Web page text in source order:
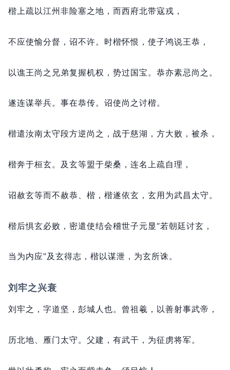
楷上疏以江州非险塞之地， 而西府北带寇戎，
不应使愉分督， 诏不许。 时楷怀恨， 使子鸿说王恭，
以谯王尚之兄弟复握机权， 势过国宝。 恭亦素忌尚之。
遂连谋举兵。 事在恭传。 诏使尚之讨楷。
楷遣汝南太守段方逆尚之， 战于慈湖， 方大败， 被杀，
楷奔于桓玄。 及玄等盟于柴桑， 连名上疏自理，
诏赦玄等而不赦恭、楷， 楷遂依玄， 玄用为武昌太守。
楷后惧玄必败， 密遣使结会稽世子元显“若朝廷讨玄，
当为内应”及玄得志， 楷以谋泄， 为玄所诛。
刘牢之兴衰
刘牢之， 字道坚， 彭城人也。 曾祖羲， 以善射事武帝，
历北地、雁门太守。 父建， 有武干， 为征虏将军。